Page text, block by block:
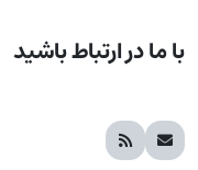
با ما در ارتباط باشید